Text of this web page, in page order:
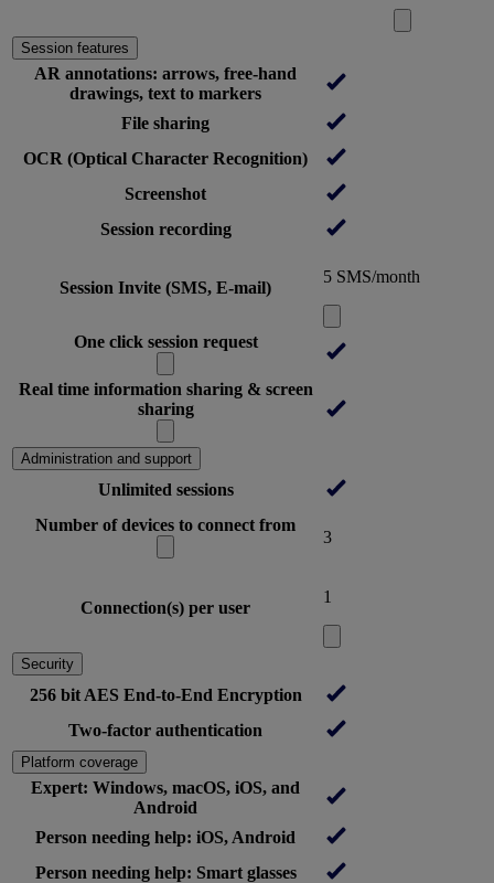
Session features
AR annotations: arrows, free-hand
drawings, text to markers
File sharing
OCR (Optical Character Recognition)
Screenshot
Session recording
Session Invite (SMS, E-mail)
5 SMS/month
One click session request
Real time information sharing & screen
sharing
Administration and support
Unlimited sessions
Number of devices to connect from
3
Connection(s) per user
1
Security
256 bit AES End-to-End Encryption
Two-factor authentication
Platform coverage
Expert: Windows, macOS, iOS, and
Android
Person needing help: iOS, Android
Person needing help: Smart glasses